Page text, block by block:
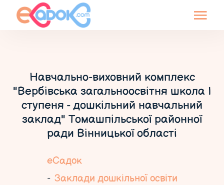
Навчально-виховний комплекс
"Вербівська загальноосвітня школа І
ступеня - дошкільний навчальний
заклад" Томашпільської районної
ради Вінницької області
еСадок
Заклади дошкільної освіти